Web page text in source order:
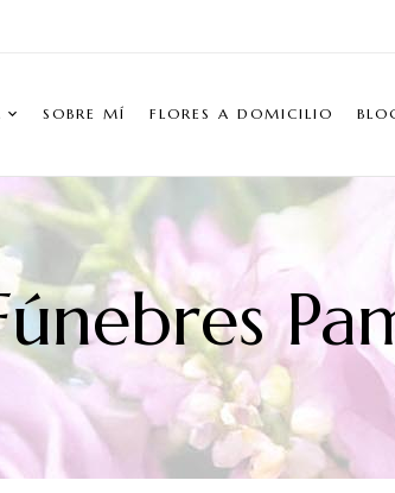
SOBRE MÍ FLORES A DOMICILIO